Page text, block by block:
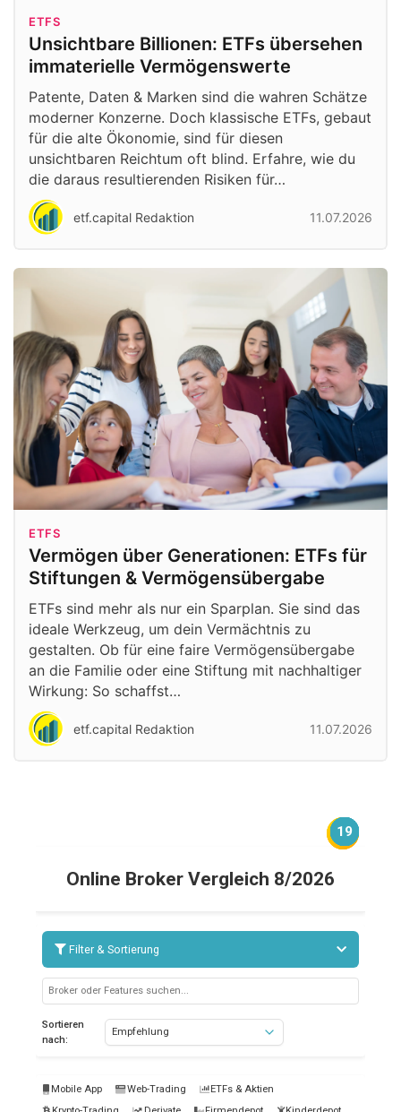
ETFS
Unsichtbare Billionen: ETFs übersehen
immaterielle Vermögenswerte
Patente, Daten & Marken sind die wahren Schätze
moderner Konzerne. Doch klassische ETFs, gebaut
für die alte Ökonomie, sind für diesen
unsichtbaren Reichtum oft blind. Erfahre, wie du
die daraus resultierenden Risiken für…
etf.capital Redaktion 11.07.2026
ETFS
Vermögen über Generationen: ETFs für
Stiftungen & Vermögensübergabe
ETFs sind mehr als nur ein Sparplan. Sie sind das
ideale Werkzeug, um dein Vermächtnis zu
gestalten. Ob für eine faire Vermögensübergabe
an die Familie oder eine Stiftung mit nachhaltiger
Wirkung: So schaffst…
etf.capital Redaktion 11.07.2026